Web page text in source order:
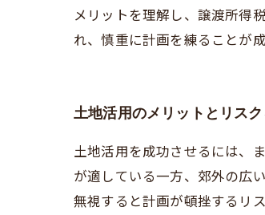
メリットを理解し、譲渡所得
れ、慎重に計画を練ることが
土地活用のメリットとリス
土地活用を成功させるには、
が適している一方、郊外の広
無視すると計画が頓挫するリ